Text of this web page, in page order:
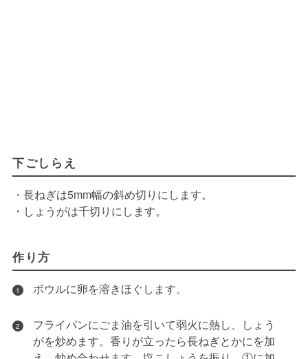
下ごしらえ
・長ねぎは5mm幅の斜め切りにします。
・しょうがは千切りにします。
作り方
1 ボウルに卵を溶きほぐします。
2
フライパンにごま油を引いて弱火に熱し、しょう
がを炒めます。香りが立ったら長ねぎとかにを加